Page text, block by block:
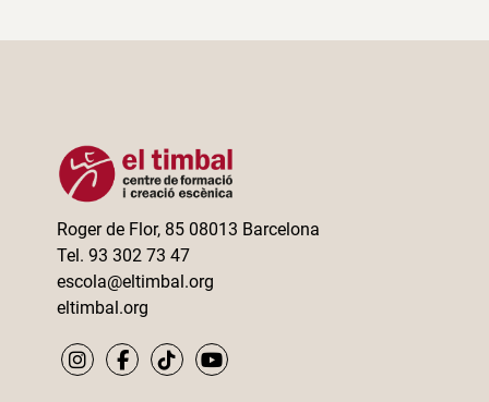
Roger de Flor, 85 08013 Barcelona
Tel. 93 302 73 47
escola@eltimbal.org
eltimbal.org